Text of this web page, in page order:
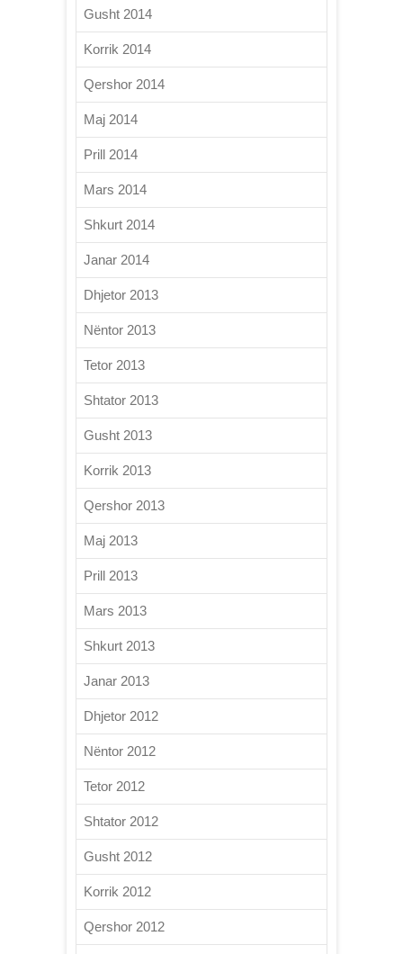
Gusht 2014
Korrik 2014
Qershor 2014
Maj 2014
Prill 2014
Mars 2014
Shkurt 2014
Janar 2014
Dhjetor 2013
Nëntor 2013
Tetor 2013
Shtator 2013
Gusht 2013
Korrik 2013
Qershor 2013
Maj 2013
Prill 2013
Mars 2013
Shkurt 2013
Janar 2013
Dhjetor 2012
Nëntor 2012
Tetor 2012
Shtator 2012
Gusht 2012
Korrik 2012
Qershor 2012